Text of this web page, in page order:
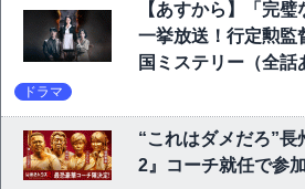
【あすから】「完
一挙放送！行定勲監
国ミステリー（全話
ドラマ
“これはダメだろ”長
2』コーチ就任で参